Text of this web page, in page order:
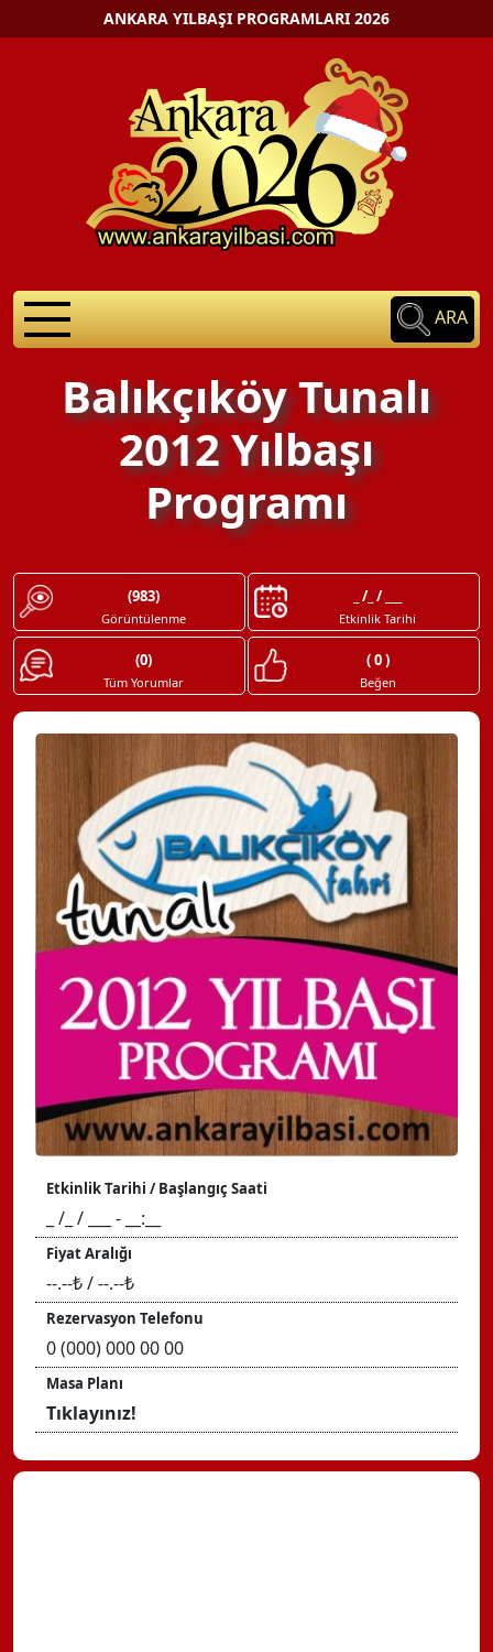
ANKARA YILBAŞI PROGRAMLARI 2026
ARA
Balıkçıköy Tunalı
2012 Yılbaşı
Programı
(983)
Görüntülenme
_ /_ / ___
Etkinlik Tarihi
(0)
Tüm Yorumlar
( 0 )
Beğen
Etkinlik Tarihi / Başlangıç Saati
_ /_ / ___ - __:__
Fiyat Aralığı
--.--₺ / --.--₺
Rezervasyon Telefonu
0 (000) 000 00 00
Masa Planı
Tıklayınız!